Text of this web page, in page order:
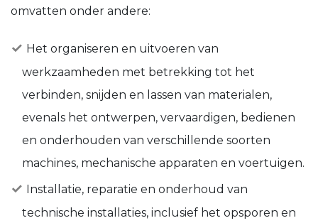
omvatten onder andere:
Het organiseren en uitvoeren van
werkzaamheden met betrekking tot het
verbinden, snijden en lassen van materialen,
evenals het ontwerpen, vervaardigen, bedienen
en onderhouden van verschillende soorten
machines, mechanische apparaten en voertuigen.
Installatie, reparatie en onderhoud van
technische installaties, inclusief het opsporen en